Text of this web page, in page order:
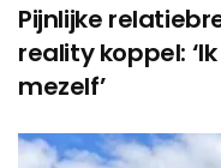
Pijnlijke
reality koppel:
mezelf’